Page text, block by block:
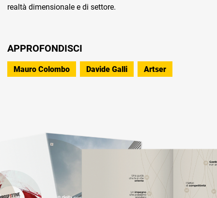
realtà dimensionale e di settore.
APPROFONDISCI
Mauro Colombo Davide Galli Artser